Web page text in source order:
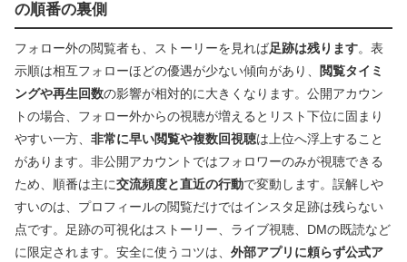
の順番の裏側
フォロー外の閲覧者も、ストーリーを見れば足跡は残ります。表
示順は相互フォローほどの優遇が少ない傾向があり、 閲覧タイミ
ングや再生回数の影響が相対的に大きくなります。公開アカウン
トの場合、フォロー外からの視聴が増えるとリスト下位に固まり
やすい一方、 非常に早い閲覧や複数回視聴は上位へ浮上すること
があります。非公開アカウントではフォロワーのみが視聴できる
ため、順番は主に交流頻度と直近の行動で変動します。誤解しや
すいのは、プロフィールの閲覧だけではインスタ足跡は残らない
点です。足跡の可視化はストーリー、ライブ視聴、DMの既読など
に限定されます。安全に使うコツは、 外部アプリに頼らず公式ア